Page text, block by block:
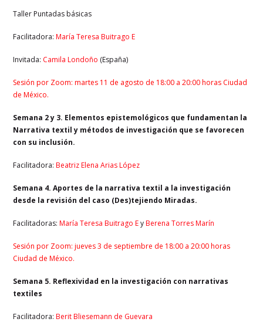
Taller Puntadas básicas
Facilitadora:María Teresa Buitrago E
Invitada: Camila Londoño (España)
Sesión por Zoom: martes 11 de agosto de 18:00 a 20:00 horas Ciudad
de México.
Semana 2 y 3. Elementos epistemológicos que fundamentan la
Narrativa textil y métodos de investigación que se favorecen
con su inclusión.
Facilitadora:Beatriz Elena Arias López
Semana 4. Aportes de la narrativa textil a la investigación
desde la revisión del caso (Des)tejiendo Miradas.
Facilitadoras:María Teresa Buitrago EyBerena Torres Marín
Sesión por Zoom: jueves 3 de septiembre de 18:00 a 20:00 horas
Ciudad de México.
Semana 5. Reflexividad en la investigación con narrativas
textiles
Facilitadora:Berit Bliesemann de Guevara